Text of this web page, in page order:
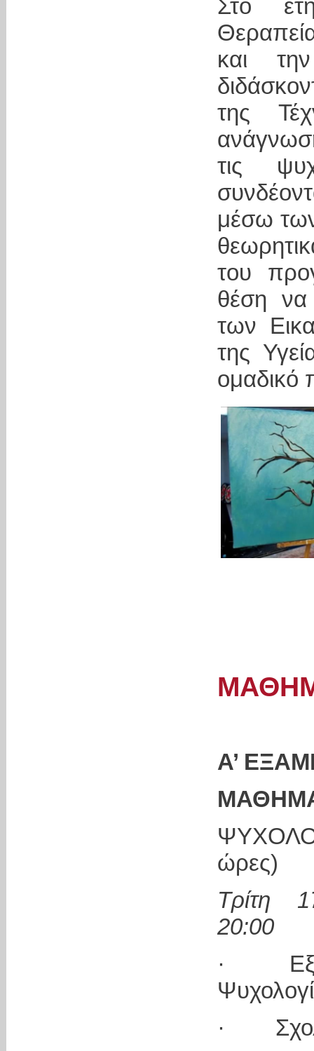
Στο
και
της
τις
μέσω
του
θέση
των
της
ομαδικό
Α’
ώρες)
Τρίτη
20:00
·
·